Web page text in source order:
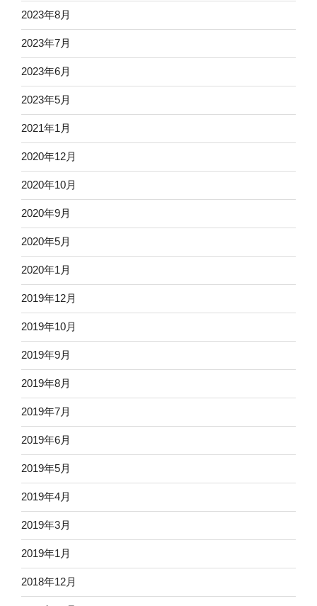
2023年8月
2023年7月
2023年6月
2023年5月
2021年1月
2020年12月
2020年10月
2020年9月
2020年5月
2020年1月
2019年12月
2019年10月
2019年9月
2019年8月
2019年7月
2019年6月
2019年5月
2019年4月
2019年3月
2019年1月
2018年12月